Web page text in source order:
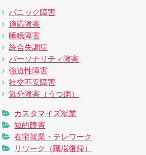
パニック障害
適応障害
睡眠障害
統合失調症
パーソナリティ障害
強迫性障害
社交不安障害
気分障害（うつ病）
カスタマイズ就業
知的障害
在宅就業・テレワーク
リワーク（職場復帰）